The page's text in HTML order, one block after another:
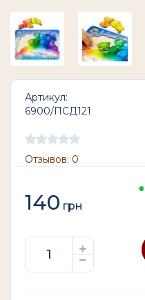
Артикул:
6900/ПСД121
Отзывов: 0
140 грн